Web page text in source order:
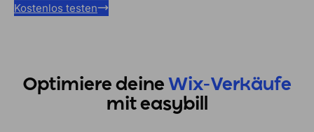
Kostenlos testen
Optimiere deine Wix-Verkäufe
mit easybill